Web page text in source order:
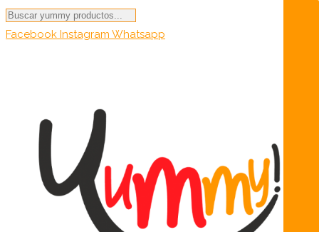
Búsqueda
de
Facebook Instagram Whatsapp